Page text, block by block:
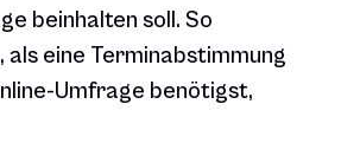
beinhalten soll. So
eine Terminabstimmung
Umfrage benötigst,